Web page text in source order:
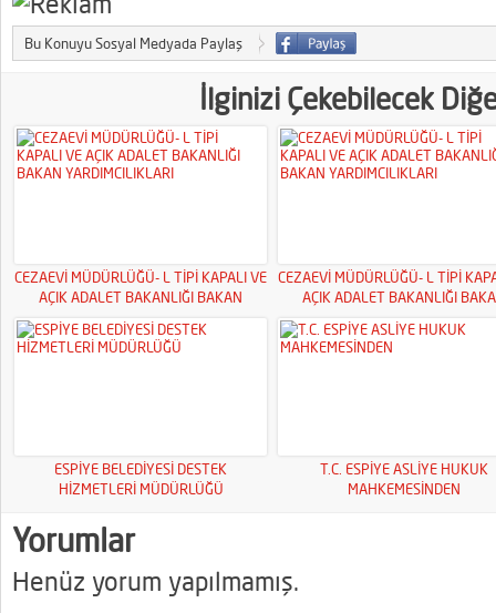
Bu Konuyu Sosyal Medyada Paylaş
İlginizi Çekebilecek
CEZAEVİ MÜDÜRLÜĞÜ- L TİPİ KAPALI VE
AÇIK ADALET BAKANLIĞI BAKAN
CEZAEVİ MÜDÜRLÜĞÜ- L TİPİ
AÇIK ADALET BAKANLIĞI
ESPİYE BELEDİYESİ DESTEK
HİZMETLERİ MÜDÜRLÜĞÜ
T.C. ESPİYE ASLİYE HUKUK
MAHKEMESİNDEN
Yorumlar
Henüz yorum yapılmamış.